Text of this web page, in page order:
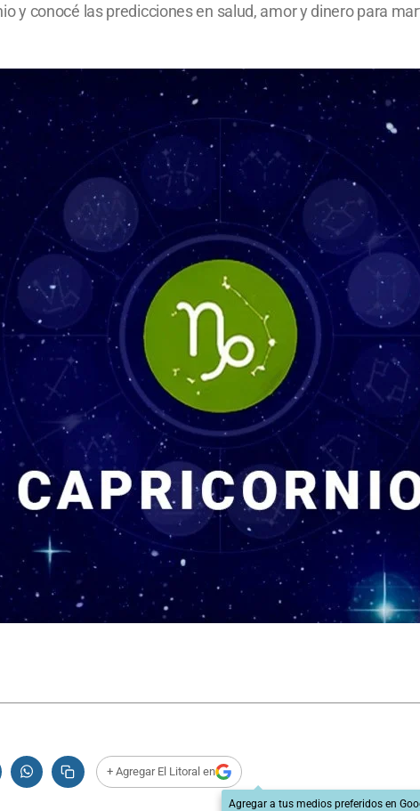
y conocé las predicciones en salud, amor y dinero para
+ Agregar El Litoral en
Agregar a tus medios preferidos en